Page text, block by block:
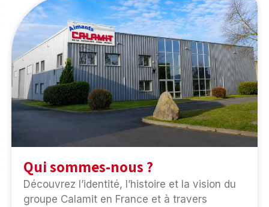
Qui sommes-nous ?
Découvrez l’identité, l’histoire et la vision du
groupe Calamit en France et à travers